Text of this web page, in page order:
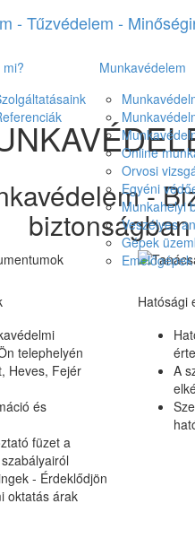
mi?
Munkavédelem
Online
Orvosi
Egyéni
Munkahelyi
Veszélyes
Gépek
Emelőgépek
-
telephelyén
Heves, Fejér
és
füzet a
- Érdeklődjön
oktatás árak
Hatósági
A